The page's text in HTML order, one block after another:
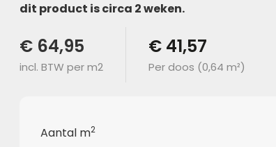
dit product is circa 2 weken.
€ 64,95
incl. BTW per m2
€ 41,57
Per doos (0,64 m²)
Aantal m2